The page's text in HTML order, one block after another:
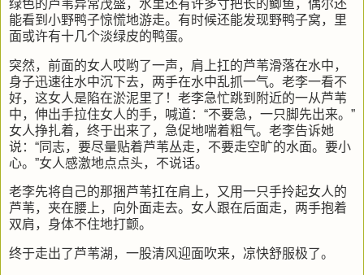
绿色的芦苇异常茂盛，水里还有许多寸把长的鲫鱼，偶尔还
能看到小野鸭子惊慌地游走。有时候还能发现野鸭子窝，里
面或许有十几个淡绿皮的鸭蛋。
突然，前面的女人哎哟了一声，肩上扛的芦苇滑落在水中，
身子迅速往水中沉下去，两手在水中乱抓一气。老李一看不
好，这女人是陷在淤泥里了！老李急忙跳到附近的一从芦苇
中，伸出手拉住女人的手，喊道：“不要急，一只脚先出来。”
女人挣扎着，终于出来了，急促地喘着粗气。老李告诉她
说：“同志，要尽量贴着芦苇丛走，不要走空旷的水面。要小
心。”女人感激地点点头，不说话。
老李先将自己的那捆芦苇扛在肩上，又用一只手拎起女人的
芦苇，夹在腰上，向外面走去。女人跟在后面走，两手抱着
双肩，身体不住地打颤。
终于走出了芦苇湖，一股清风迎面吹来，凉快舒服极了。